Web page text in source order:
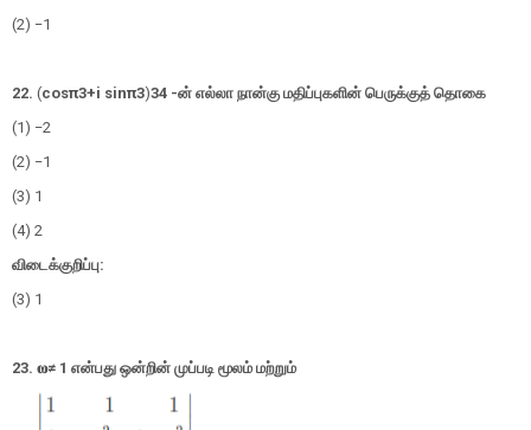
(2) −1
22. (cosπ3+i sinπ3)34 -ன் எல்லா நான்கு மதிப்புகளின் பெருக்குத் தொகை
(1) −2
(2) −1
(3) 1
(4) 2
விடைக்குறிப்பு:
(3) 1
23. 𝛚≠ 1 என்பது ஒன்றின் முப்படி மூலம் மற்றும்